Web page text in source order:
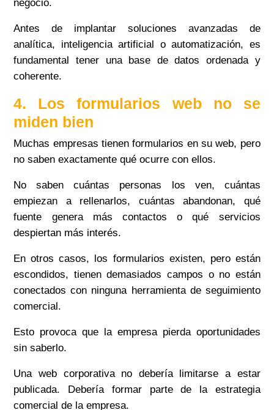
negocio.
Antes de implantar soluciones avanzadas de
analítica, inteligencia artificial o automatización, es
fundamental tener una base de datos ordenada y
coherente.
4. Los formularios web no se
miden bien
Muchas empresas tienen formularios en su web, pero
no saben exactamente qué ocurre con ellos.
No saben cuántas personas los ven, cuántas
empiezan a rellenarlos, cuántas abandonan, qué
fuente genera más contactos o qué servicios
despiertan más interés.
En otros casos, los formularios existen, pero están
escondidos, tienen demasiados campos o no están
conectados con ninguna herramienta de seguimiento
comercial.
Esto provoca que la empresa pierda oportunidades
sin saberlo.
Una web corporativa no debería limitarse a estar
publicada. Debería formar parte de la estrategia
comercial de la empresa.